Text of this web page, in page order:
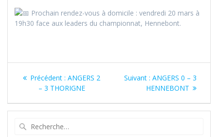
Prochain rendez-vous à domicile : vendredi 20 mars à
19h30 face aux leaders du championnat, Hennebont.
Navigation
l’article
Précédent : Article
précédent
ANGERS 2
– 3 THORIGNE
Suivant : Article
suivant
ANGERS 0 – 3
HENNEBONT